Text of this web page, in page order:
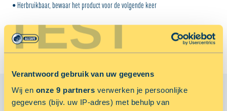
TEST
Verantwoord gebruik van uw gegevens
Wij en onze 9 partners verwerken je persoonlijke
gegevens (bijv. uw IP-adres) met behulp van
• Herbruikbaar, bewaar het product voor de volgende keer